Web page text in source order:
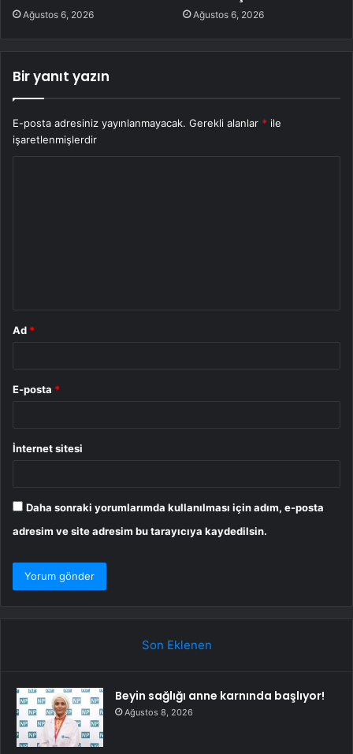
Ağustos 6, 2026 Ağustos 6, 2026
Bir yanıt yazın
E-posta adresiniz yayınlanmayacak. Gerekli alanlar * ile
işaretlenmişlerdir
Ad *
E-posta *
İnternet sitesi
Daha sonraki yorumlarımda kullanılması için adım, e-posta
adresim ve site adresim bu tarayıcıya kaydedilsin.
Son Eklenen
Beyin sağlığı anne karnında başlıyor!
Ağustos 8, 2026